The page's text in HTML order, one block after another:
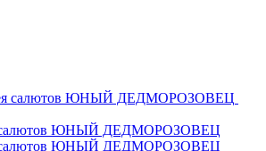
салютов ЮНЫЙ ДЕДМОРОЗОВЕЦ
салютов ЮНЫЙ ДЕДМОРОЗОВЕЦ